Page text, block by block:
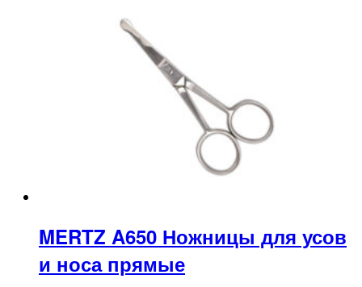
MERTZ A650 Ножницы для усов
и носа прямые